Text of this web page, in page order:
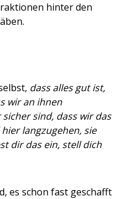
hinter den
dass alles gut ist,
wir an ihnen
sind, dass wir das
langzugehen, sie
dir das ein, stell dich
es schon fast geschafft